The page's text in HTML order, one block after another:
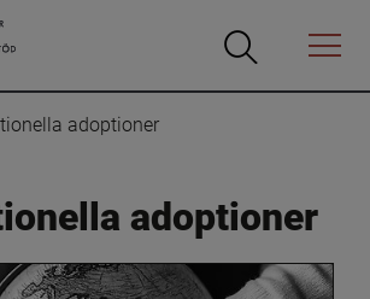
Öppna
Öppna
Menyn
adoptioner
adoptioner